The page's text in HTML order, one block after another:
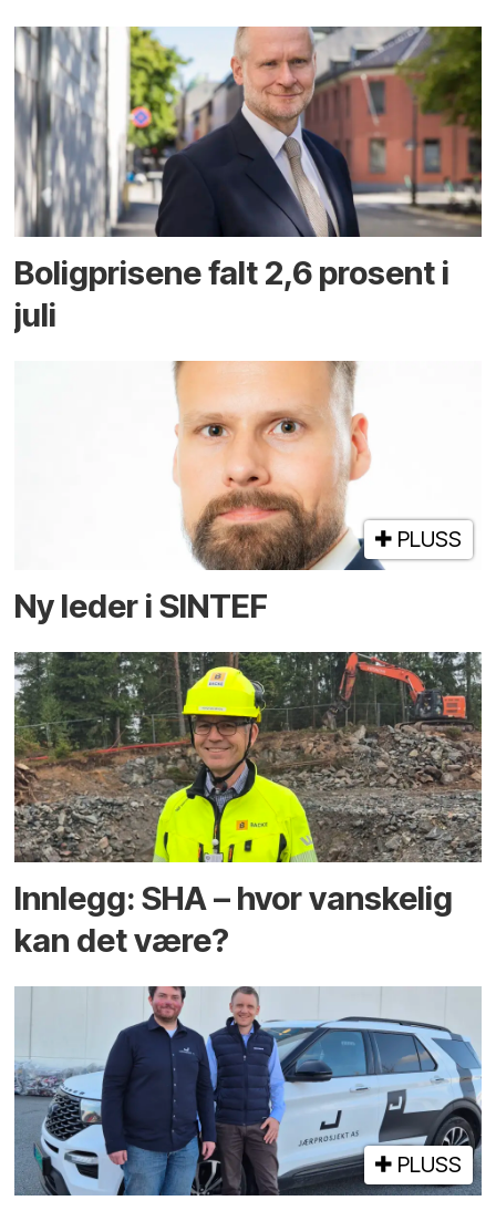
Boligprisene falt 2,6 prosent i
juli
PLUSS
Ny leder i SINTEF
Innlegg: SHA – hvor vanskelig
kan det være?
PLUSS